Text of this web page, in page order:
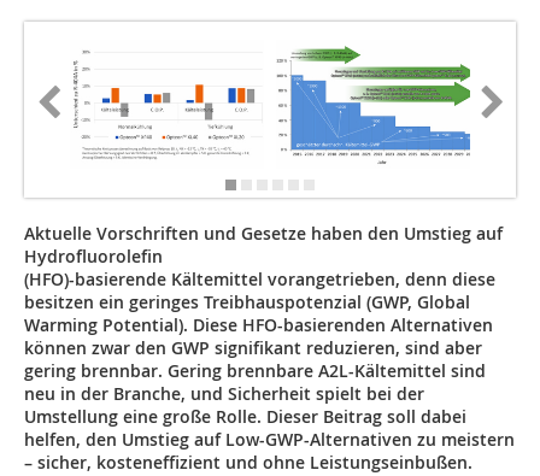
Aktuelle Vorschriften und Gesetze haben den Umstieg auf
Hydrofluorolefin
(HFO)-basierende Kältemittel vorangetrieben, denn diese
besitzen ein geringes Treibhauspotenzial (GWP, Global
Warming Potential). Diese HFO-basierenden Alternativen
können zwar den GWP signifikant reduzieren, sind aber
gering brennbar. Gering brennbare A2L-Kältemittel sind
neu in der Branche, und Sicherheit spielt bei der
Umstellung eine große Rolle. Dieser Beitrag soll dabei
helfen, den Umstieg auf Low-GWP-Alternativen zu meistern
– sicher, kosteneffizient und ohne Leistungseinbußen.